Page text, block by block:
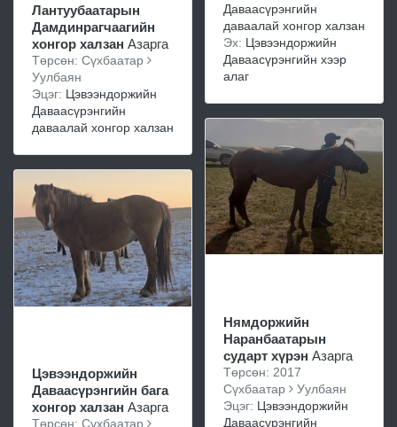
Лантуубаатарын
Дамдинрагчаагийн
хонгор халзан Азарга
Төрсөн: Сүхбаатар
Уулбаян
Эцэг: Цэвээндоржийн
Даваасүрэнгийн
даваалай хонгор халзан
Цэвээндоржийн
Даваасүрэнгийн бага
хонгор халзан Азарга
Төрсөн: Сүхбаатар
Даваасүрэнгийн
даваалай хонгор халзан
Эх: Цэвээндоржийн
Даваасүрэнгийн хээр
алаг
Нямдоржийн
Наранбаатарын
сударт хүрэн Азарга
Төрсөн: 2017
Сүхбаатар
Уулбаян
Эцэг: Цэвээндоржийн
Даваасүрэнгийн